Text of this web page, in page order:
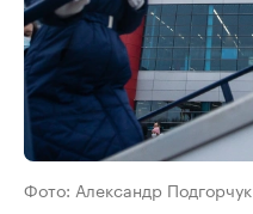
Фото: Александр Подгорчук